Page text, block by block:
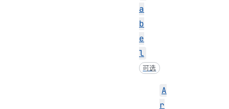
a
b
e
l
可选
A
r